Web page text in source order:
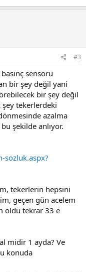
#3
sensörü
bir şey değil yani
bir şey değil
tekerlerdeki
azalma
şekilde anlıyor.
sozluk.aspx?
tekerlerin hepsini
geçen gün acelem
oldu tekrar 33 e
midir 1 ayda? Ve
konuda